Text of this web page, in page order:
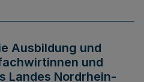
Ausbildung und
und
Landes Nordrhein-